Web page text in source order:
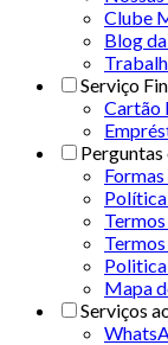
Clube
Blog
Serviço
Cartão
Perguntas
Mapa
Serviços